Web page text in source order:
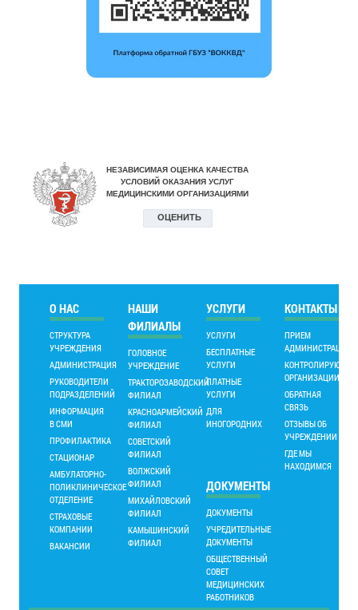
О НАС
СТРУКТУРА
УЧРЕЖДЕНИЯ
АДМИНИСТРАЦИЯ
РУКОВОДИТЕЛИ
ПОДРАЗДЕЛЕНИЙ
ИНФОРМАЦИЯ
В СМИ
ПРОФИЛАКТИКА
СТАЦИОНАР
АМБУЛАТОРНО-
ПОЛИКЛИНИЧЕСКОЕ
ОТДЕЛЕНИЕ
СТРАХОВЫЕ
КОМПАНИИ
ВАКАНСИИ
НАШИ
ФИЛИАЛЫ
ГОЛОВНОЕ
УЧРЕЖДЕНИЕ
ТРАКТОРОЗАВОДСКИЙ
ФИЛИАЛ
КРАСНОАРМЕЙСКИЙ
ФИЛИАЛ
СОВЕТСКИЙ
ФИЛИАЛ
ВОЛЖСКИЙ
ФИЛИАЛ
МИХАЙЛОВСКИЙ
ФИЛИАЛ
КАМЫШИНСКИЙ
ФИЛИАЛ
УСЛУГИ
УСЛУГИ
БЕСПЛАТНЫЕ
УСЛУГИ
ПЛАТНЫЕ
УСЛУГИ
ДЛЯ
ИНОГОРОДНИХ
КОНТАКТЫ
ПРИЕМ
АДМИНИСТРАЦИИ
КОНТРОЛИРУЮЩИЕ
ОРГАНИЗАЦИИ
ОБРАТНАЯ
СВЯЗЬ
ОТЗЫВЫ ОБ
УЧРЕЖДЕНИИ
ГДЕ МЫ
НАХОДИМСЯ
ДОКУМЕНТЫ
ДОКУМЕНТЫ
УЧРЕДИТЕЛЬНЫЕ
ДОКУМЕНТЫ
ОБЩЕСТВЕННЫЙ
СОВЕТ
МЕДИЦИНСКИХ
РАБОТНИКОВ